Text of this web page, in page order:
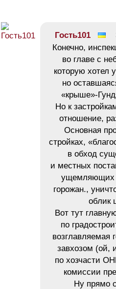
Гость101
Конечно,
во главе с
которую хотел
но
«крыше»-
Но к
отношение,
Основная
стройках,
в обход
и местных
ущемляющих
горожан.,
облик
Вот тут
по
возглавляемая
завхозом (ой,
по хозчасти
комиссии
Ну прямо